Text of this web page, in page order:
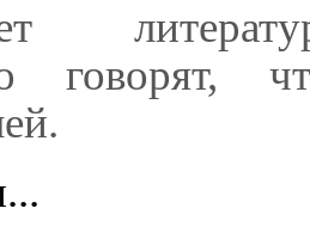
говорят,